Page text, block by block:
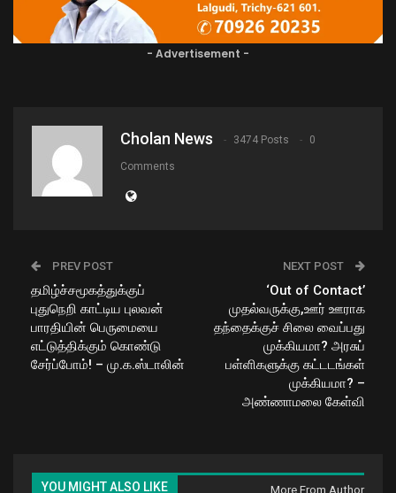
- Advertisement -
Cholan News 3474 Posts 0
Comments
PREV POST
தமிழ்ச்சமூகத்துக்குப்
புதுநெறி காட்டிய புலவன்
பாரதியின் பெருமையை
எட்டுத்திக்கும் கொண்டு
சேர்ப்போம்! – மு.க.ஸ்டாலின்
NEXT POST
‘Out of Contact’
முதல்வருக்கு,ஊர் ஊராக
தந்தைக்குச் சிலை வைப்பது
முக்கியமா? அரசுப்
பள்ளிகளுக்கு கட்டடங்கள்
முக்கியமா? –
அண்ணாமலை கேள்வி
YOU MIGHT ALSO LIKE More From Author